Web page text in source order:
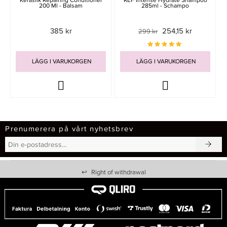
200 Ml - Balsam
385 kr
LÄGG I VARUKORGEN
285ml - Schampo
299 kr 254,15 kr
LÄGG I VARUKORGEN
Prenumerera på vårt nyhetsbrev
↩ Right of withdrawal